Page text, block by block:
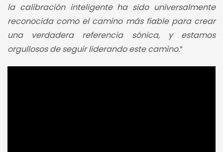
la calibración inteligente ha sido universalmente
reconocida como el camino más fiable para crear
una verdadera referencia sónica, y estamos
orgullosos de seguir liderando este camino.”